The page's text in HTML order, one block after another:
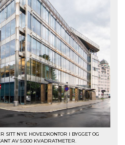
SITT NYE HOVEDKONTOR I BYGGET OG
AV 5.000 KVADRATMETER.